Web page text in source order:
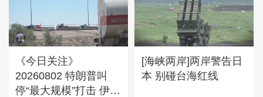
《今日关注》
20260802 特朗普叫
停“最大规模”打击 伊朗
[海峡两岸]两岸警告日
本 别碰台海红线